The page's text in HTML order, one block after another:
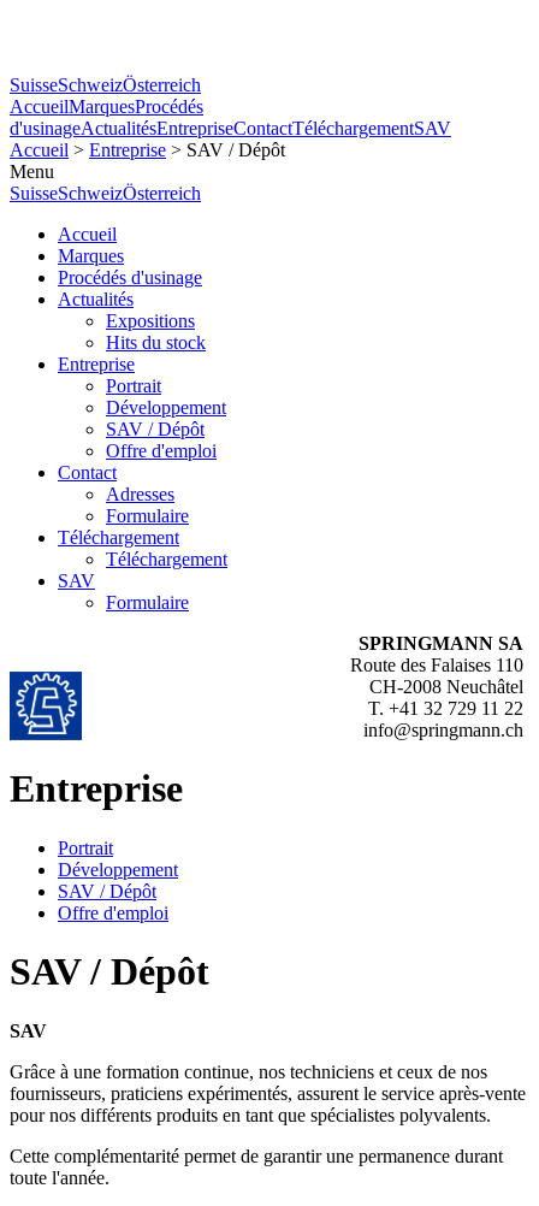
SuisseSchweizÖsterreich
AccueilMarquesProcédés
d'usinageActualitésEntrepriseContactTéléchargementSAV
Accueil > Entreprise > SAV / Dépôt
Menu
SuisseSchweizÖsterreich
Accueil
Marques
Procédés d'usinage
Actualités
Expositions
Hits du stock
Entreprise
Portrait
Développement
SAV / Dépôt
Offre d'emploi
Contact
Adresses
Formulaire
Téléchargement
Téléchargement
SAV
Formulaire
SPRINGMANN SA
Route des Falaises 110
CH-2008 Neuchâtel
T. +41 32 729 11 22
info@springmann.ch
Entreprise
Portrait
Développement
SAV / Dépôt
Offre d'emploi
SAV / Dépôt
SAV
Grâce à une formation continue, nos techniciens et ceux de nos
fournisseurs, praticiens expérimentés, assurent le service après-vente
pour nos différents produits en tant que spécialistes polyvalents.
Cette complémentarité permet de garantir une permanence durant
toute l'année.